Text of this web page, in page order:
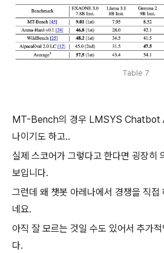
Table 7
MT-Bench의 경우 LMSYS Chatbot
나이기도 하고..
실제 스코어가 그렇다고 한다면 굉장히
보입니다.
그런데 왜 챗봇 아레나에서 경쟁을 직접
네요.
아직 잘 모르는 것일 수도 있어서 추가
다.